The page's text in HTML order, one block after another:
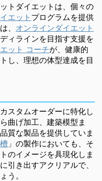
トダイエットは、個々の
エット プログラムを提供
、 オンラインダイエット
ィラインを目指す支援を
ット コーチが、健康的
し、理想の体型達成を目
スタムオーダーに特化し
曲げ加工、建築模型ま
質な製品を提供していま
」の製作においても、そ
のイメージを具現化しま
引き出すアクリアルで、
う。